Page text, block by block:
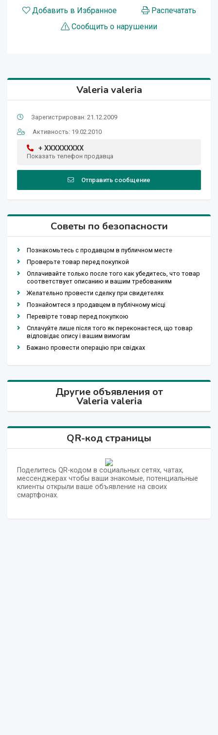
Добавить в Избранное
Распечатать
Сообщить о нарушении
Valeria valeria
Зарегистрирован: 21.12.2009
Активность: 19.02.2010
+ XXXXXXXXX
Показать телефон продавца
Отправить сообщение
Советы по безопасности
Познакомьтесь с продавцом в публичном месте
Проверьте товар перед покупкой
Оплачивайте только после того как убедитесь, что товар
соответствует описанию и вашим требованиям
Желательно провести сделку при свидетелях
Познайомтеся з продавцем в публічному місці
Перевірте товар перед покупкою
Сплачуйте лише після того як переконаєтеся, що товар
відповідає опису і вашим вимогам
Бажано провести операцію при свідках
Другие объявления от
Valeria valeria
QR-код страницы
Поделитесь QR-кодом в социальных сетях, чатах,
мессенджерах чтобы ваши знакомые, потенциальные
клиенты открыли ваше объявление на своих
смартфонах.